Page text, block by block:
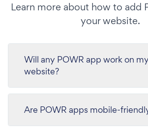
Learn more about how to add
your website.
Will any POWR app work on
website?
Are POWR apps mobile-